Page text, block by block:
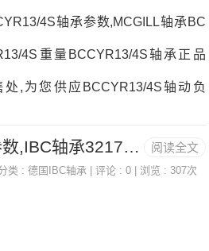
4S轴承参数,MCGILL轴承BC
4S重量BCCYR13/4S轴承正品
处,为您供应BCCYR13/4S轴动负
详细的BCCYR13/4S轴承尺寸参
阅读全文
3217.J轴承参数,IBC轴承3217.J重量
类 :德国IBC轴承 | 评论 : 0 | 浏览 : 307次